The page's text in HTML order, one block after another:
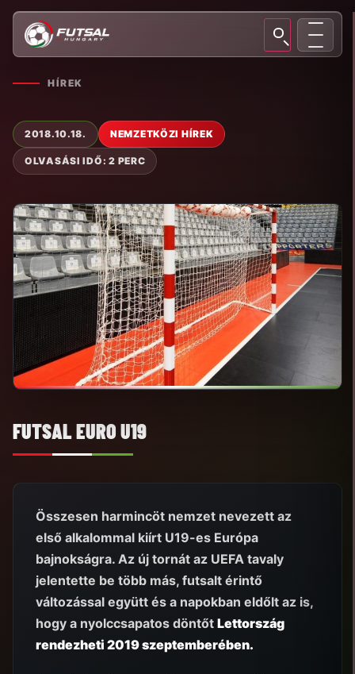
HÍREK
2018.10.18. NEMZETKÖZI HÍREK
OLVASÁSI IDŐ: 2 PERC
FUTSAL EURO U19
Összesen harmincöt nemzet nevezett az
első alkalommal kiírt U19-es Európa
bajnokságra. Az új tornát az UEFA tavaly
jelentette be több más, futsalt érintő
változással együtt és a napokban eldőlt az is,
hogy a nyolccsapatos döntőt Lettország
rendezheti 2019 szeptemberében.